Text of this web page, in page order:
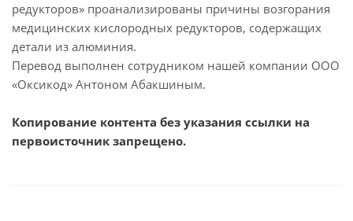
редукторов» проанализированы причины возгорания
медицинских кислородных редукторов, содержащих
детали из алюминия.
Перевод выполнен сотрудником нашей компании ООО
«Оксикод» Антоном Абакшиным.
Копирование контента без указания ссылки на
первоисточник запрещено.